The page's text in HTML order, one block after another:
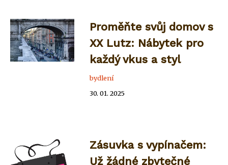
Proměňte svůj domov s
XX Lutz: Nábytek pro
každý vkus a styl
bydlení
30. 01. 2025
Zásuvka s vypínačem:
Už žádné zbytečné